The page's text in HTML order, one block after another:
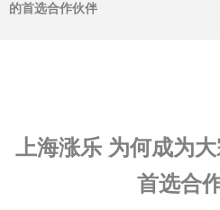
的首选合作伙伴
上海涨乐 为何成为
首选合